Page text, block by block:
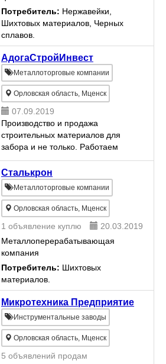
Потребитель: Нержавейки,
Шихтовых материалов, Черных
сплавов.
АдогаСтройИнвест
Металлоторговые компании
Орловская область, Мценск
07.09.2019
Производство и продажа
строительных материалов для
забора и не только. Работаем
ОПТОМ и в РОЗНИЦУ! В продаже
имеется: - Сетка Рабица
(оцинкованная) - Столбы
металлические (грунтовка,
заглушка, крепл...
Сталькрон
Металлоторговые компании
Орловская область, Мценск
1 объявление куплю
20.03.2019
Металлоперерабатывающая
компания
Потребитель: Шихтовых
материалов.
Микротехника Предприятие
Инструментальные заводы
Орловская область, Мценск
5 объявлений продам